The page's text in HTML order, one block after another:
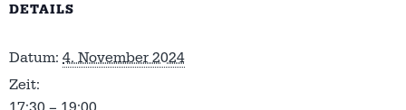
DETAILS
Datum: 4. November 2024
Zeit: